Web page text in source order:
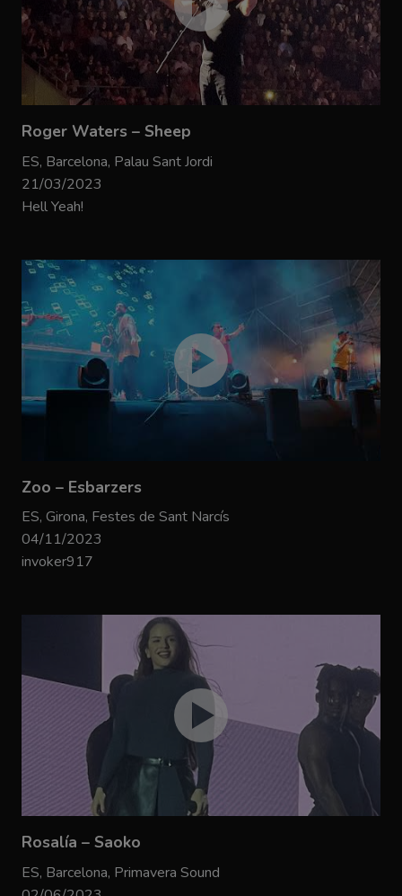
Roger Waters – Sheep
ES, Barcelona, Palau Sant Jordi
21/03/2023
Hell Yeah!
Zoo – Esbarzers
ES, Girona, Festes de Sant Narcís
04/11/2023
invoker917
Rosalía – Saoko
ES, Barcelona, Primavera Sound